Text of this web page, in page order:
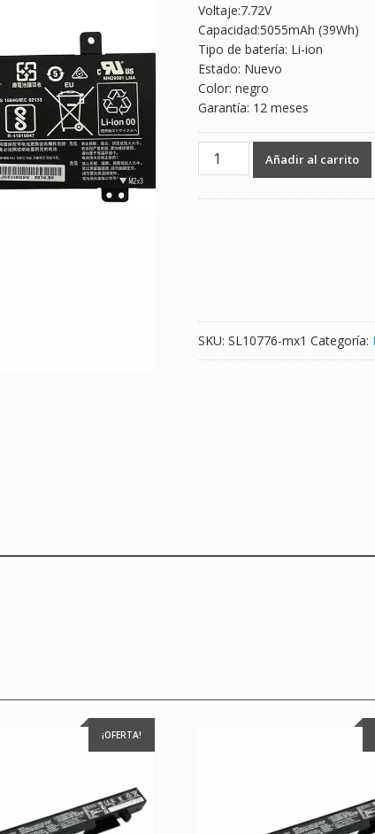
was:
$1,174.00.$691.00.
Voltaje:7.72V
Capacidad:5055mAh (39Wh)
Tipo de batería: Li-ion
Estado: Nuevo
Color: negro
Garantía: 12 meses
Batería
para
Añadir al carrito
SKU: SL10776-mx1 Categoría:
¡OFERTA!